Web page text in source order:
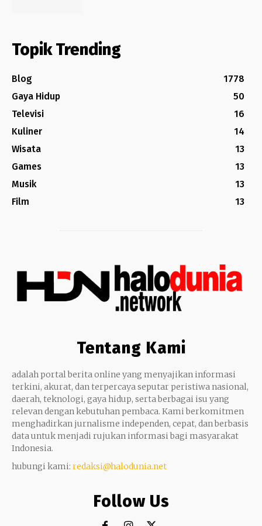
Topik Trending
Blog
1778
Gaya Hidup
50
Televisi
16
Kuliner
14
Wisata
13
Games
13
Musik
13
Film
13
Tentang Kami
adalah portal berita online yang menyajikan informasi
terkini, akurat, dan terpercaya seputar peristiwa nasional,
daerah, teknologi, gaya hidup, serta berbagai isu yang
relevan dengan kebutuhan pembaca. Kami berkomitmen
menghadirkan jurnalisme independen, cepat, dan berbasis
data untuk menjadi rujukan informasi bagi masyarakat
Indonesia.
hubungi kami: redaksi@halodunia.net
Follow Us